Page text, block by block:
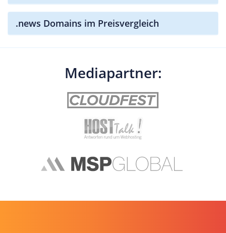
.news Domains im Preisvergleich
Mediapartner: